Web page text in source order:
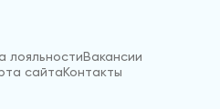
лояльностиВакансии
сайтаКонтакты